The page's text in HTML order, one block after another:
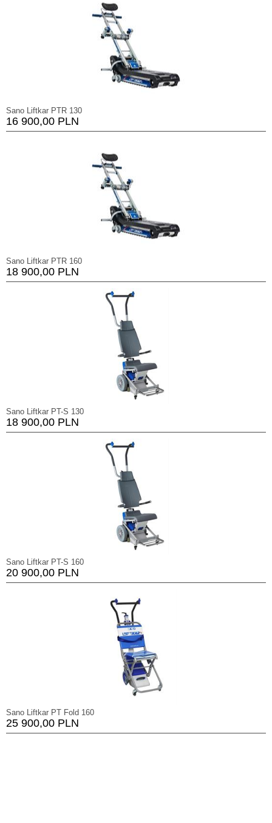
Sano Liftkar PTR 130
16 900,00 PLN
Sano Liftkar PTR 160
18 900,00 PLN
Sano Liftkar PT-S 130
18 900,00 PLN
Sano Liftkar PT-S 160
20 900,00 PLN
Sano Liftkar PT Fold 160
25 900,00 PLN